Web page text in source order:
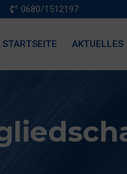
0680/1512197
STARTSEITE AKTUELLES